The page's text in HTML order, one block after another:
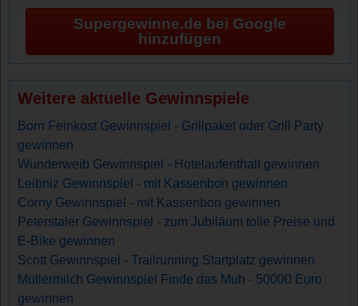
Supergewinne.de bei Google
hinzufügen
Weitere aktuelle Gewinnspiele
Born Feinkost Gewinnspiel - Grillpaket oder Grill Party
gewinnen
Wunderweib Gewinnspiel - Hotelaufenthalt gewinnen
Leibniz Gewinnspiel - mit Kassenbon gewinnen
Corny Gewinnspiel - mit Kassenbon gewinnen
Peterstaler Gewinnspiel - zum Jubiläum tolle Preise und
E-Bike gewinnen
Scott Gewinnspiel - Trailrunning Startplatz gewinnen
Müllermilch Gewinnspiel Finde das Muh - 50000 Euro
gewinnen